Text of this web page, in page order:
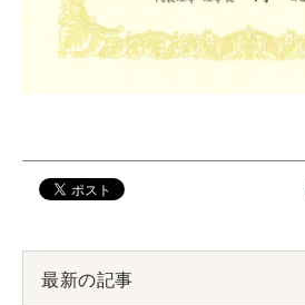
最新の記事